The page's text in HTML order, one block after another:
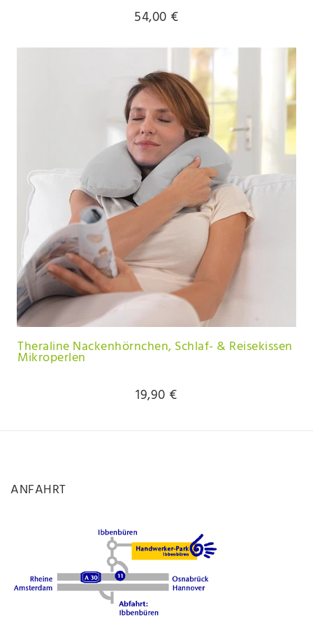
54,00 €
Theraline Nackenhörnchen, Schlaf- & Reisekissen
Mikroperlen
19,90 €
ANFAHRT